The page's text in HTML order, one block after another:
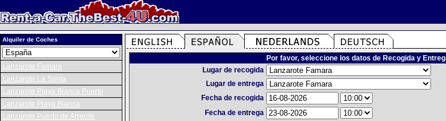
Alquiler de Coches
Lanzarote Famara
Lanzarote La Santa
Lanzarote Playa Blanca Puerto
Lanzarote Playa Blanca
Lanzarote Puerto de Arrecife
Por favor, seleccione los datos de Recogida y
Lugar de recogida
Lugar de entrega
Fecha de recogida
Fecha de entrega